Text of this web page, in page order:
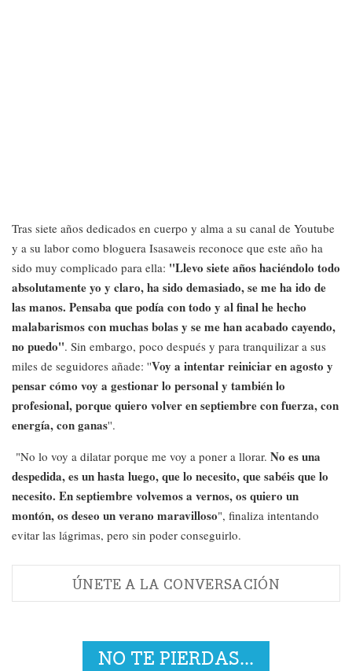
Tras siete años dedicados en cuerpo y alma a su canal de Youtube
y a su labor como bloguera Isasaweis reconoce que este año ha
sido muy complicado para ella: ''Llevo siete años haciéndolo todo
absolutamente yo y claro, ha sido demasiado, se me ha ido de
las manos. Pensaba que podía con todo y al final he hecho
malabarismos con muchas bolas y se me han acabado cayendo,
no puedo''. Sin embargo, poco después y para tranquilizar a sus
miles de seguidores añade: ''Voy a intentar reiniciar en agosto y
pensar cómo voy a gestionar lo personal y también lo
profesional, porque quiero volver en septiembre con fuerza, con
energía, con ganas''.
"No lo voy a dilatar porque me voy a poner a llorar. No es una
despedida, es un hasta luego, que lo necesito, que sabéis que lo
necesito. En septiembre volvemos a vernos, os quiero un
montón, os deseo un verano maravilloso", finaliza intentando
evitar las lágrimas, pero sin poder conseguirlo.
ÚNETE A LA CONVERSACIÓN
NO TE PIERDAS...